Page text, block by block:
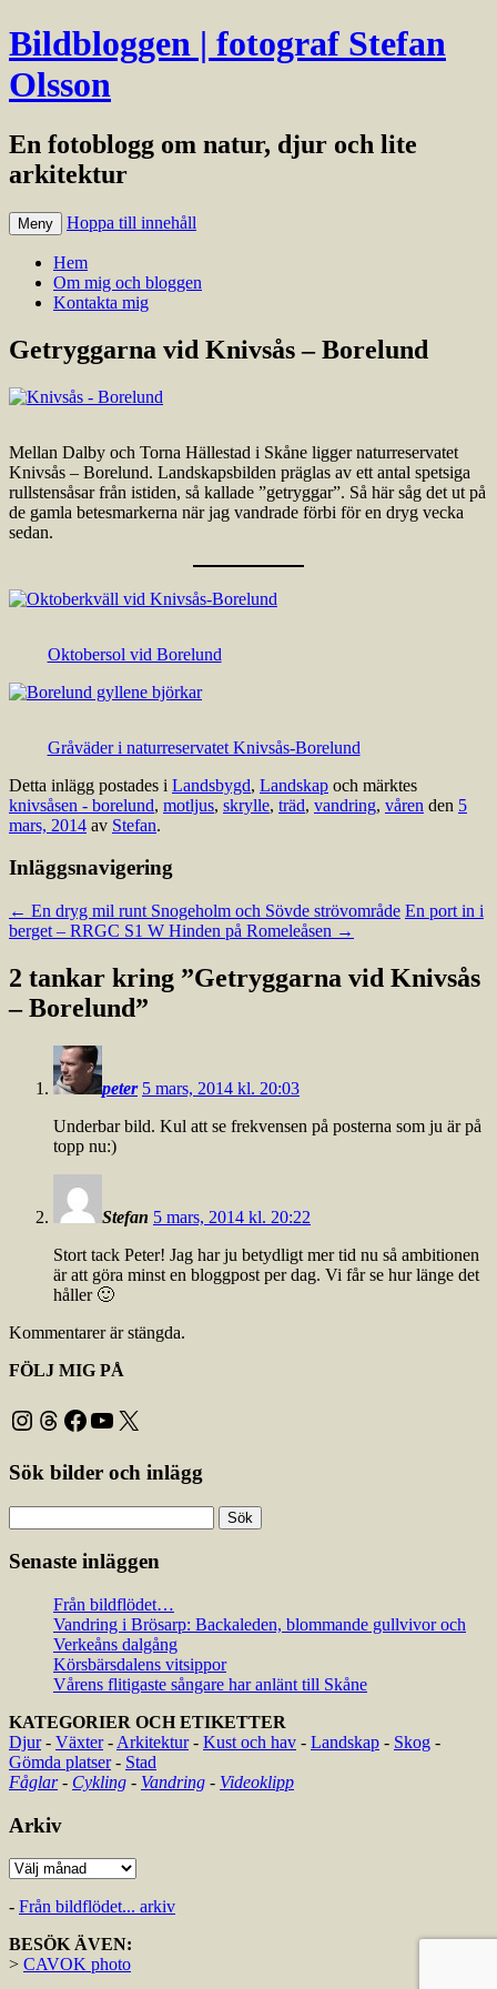
Bildbloggen | fotograf Stefan
Olsson
En fotoblogg om natur, djur och lite
arkitektur
Meny Hoppa till innehåll
Hem
Om mig och bloggen
Kontakta mig
Getryggarna vid Knivsås – Borelund
Mellan Dalby och Torna Hällestad i Skåne ligger naturreservatet
Knivsås – Borelund. Landskapsbilden präglas av ett antal spetsiga
rullstensåsar från istiden, så kallade ”getryggar”. Så här såg det ut på
de gamla betesmarkerna när jag vandrade förbi för en dryg vecka
sedan.
Oktobersol vid Borelund
Gråväder i naturreservatet Knivsås-Borelund
Detta inlägg postades i Landsbygd, Landskap och märktes
knivsåsen - borelund, motljus, skrylle, träd, vandring, våren den 5
mars, 2014 av Stefan.
Inläggsnavigering
← En dryg mil runt Snogeholm och Sövde strövområde En port in i
berget – RRGC S1 W Hinden på Romeleåsen →
2 tankar kring ”Getryggarna vid Knivsås
– Borelund”
peter 5 mars, 2014 kl. 20:03
Underbar bild. Kul att se frekvensen på posterna som ju är på
topp nu:)
Stefan 5 mars, 2014 kl. 20:22
Stort tack Peter! Jag har ju betydligt mer tid nu så ambitionen
är att göra minst en bloggpost per dag. Vi får se hur länge det
håller 🙂
Kommentarer är stängda.
FÖLJ MIG PÅ
Instagram
Threads
Facebook
YouTube
X
Sök bilder och inlägg
efter:
Senaste inläggen
Från bildflödet…
Vandring i Brösarp: Backaleden, blommande gullvivor och
Verkeåns dalgång
Körsbärsdalens vitsippor
Vårens flitigaste sångare har anlänt till Skåne
KATEGORIER OCH ETIKETTER
Djur- Växter- Arkitektur- Kust och hav - Landskap - Skog -
Gömda platser- Stad
Fåglar- Cykling - Vandring - Videoklipp
Arkiv
Arkiv
- Från bildflödet... arkiv
BESÖK ÄVEN:
> CAVOK photo